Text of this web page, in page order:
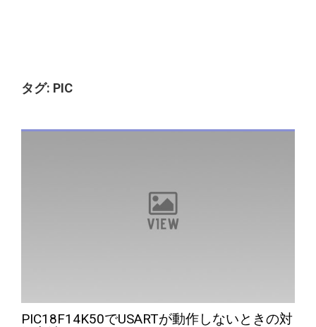
タグ: PIC
PIC18F14K50でUSARTが動作しないときの対